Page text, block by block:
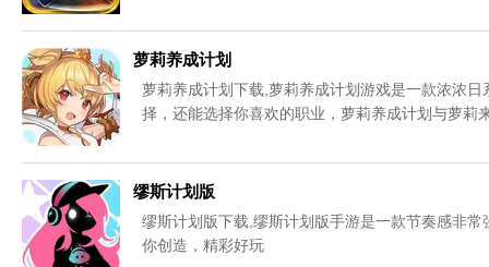
萝莉养成计划
萝莉养成计划下载,萝莉养成计划游戏是一款浓浓
择，还能选择你喜欢的职业，萝莉养成计划与萝莉
缪斯计划版
缪斯计划版下载,缪斯计划版手游是一款节奏感非
你创造，精彩好玩